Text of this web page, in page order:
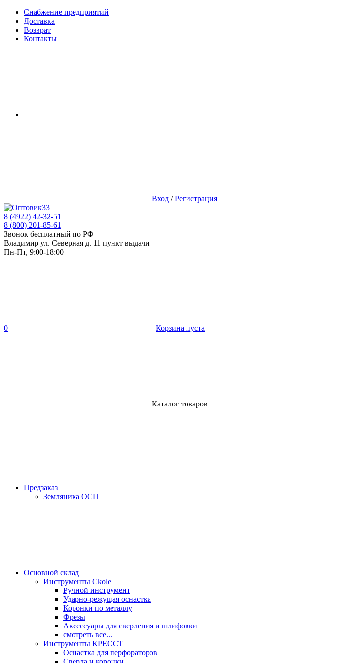
Снабжение предприятий
Доставка
Возврат
Контакты
Вход /Регистрация
8 (4922) 42-32-51
8 (800) 201-85-61
Звонок бесплатный по РФ
Владимир ул. Северная д. 11 пункт выдачи
Пн-Пт, 9:00-18:00
0 Корзина пуста
Каталог товаров
Предзаказ
Земляника ОСП
Основной склад
Инструменты Ckole
Ручной инструмент
Ударно‑режущая оснастка
Коронки по металлу
Фрезы
Аксессуары для сверления и шлифовки
смотреть все...
Инструменты КРЕОСТ
Оснастка для перфораторов
Сверла и коронки